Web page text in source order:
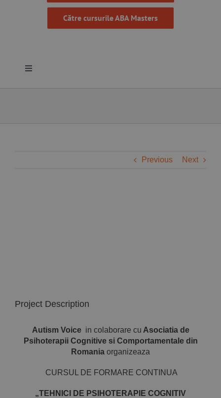
Către cursurile ABA Masters
Toggle
Previous Next
Project Description
Autism Voice in colaborare cu Asociatia de
Psihoterapii Cognitive si Comportamentale din
Romania organizeaza
CURSUL DE FORMARE CONTINUA
„TEHNICI DE PSIHOTERAPIE COGNITIV